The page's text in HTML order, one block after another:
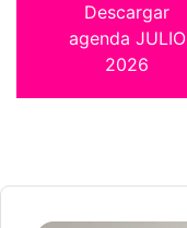
Descargar
agenda JULIO
2026